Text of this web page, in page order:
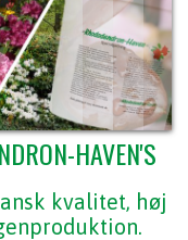
HAVEN'S
kvalitet, høj